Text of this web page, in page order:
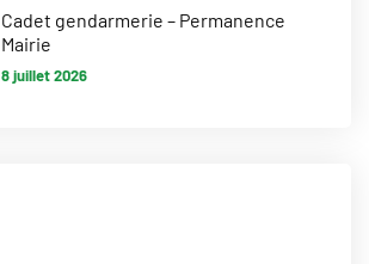
Cadet gendarmerie – Permanence
Mairie
8 juillet 2026